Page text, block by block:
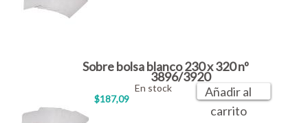
Sobre bolsa blanco 230 x 320 nº
3896/3920
$187,09
En stock
Añadir al
carrito